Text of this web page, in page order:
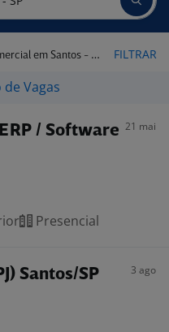
em Santos - SP FILTRAR
Vagas
/ Software 21 mai
Presencial
Santos/SP 3 ago